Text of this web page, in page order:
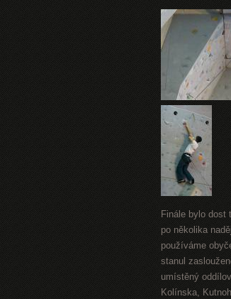
Finále bylo dost
po několika
používáme
stanul
umístěný
Kolínska,